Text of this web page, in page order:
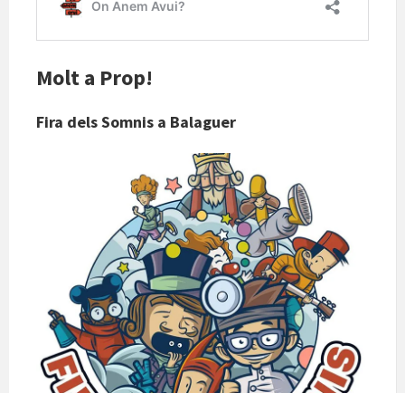
Molt a Prop!
Fira dels Somnis a Balaguer